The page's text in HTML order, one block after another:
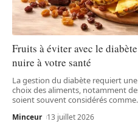
Fruits à éviter avec le
nuire à votre santé
La gestion du diabète requiert
choix des aliments, notamment
soient souvent considérés comme
Minceur 13 juillet 2026